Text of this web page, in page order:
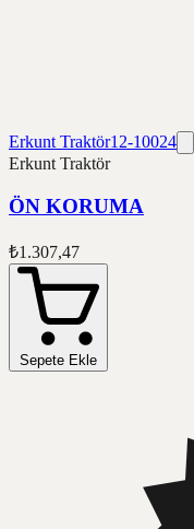
Erkunt Traktör12-10024
Erkunt Traktör
ÖN KORUMA
₺1.307,47
Sepete Ekle